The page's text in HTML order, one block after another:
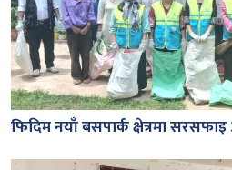
फिदिम नयाँ बसपार्क क्षेत्रमा